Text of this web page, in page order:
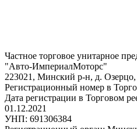
Частное торговое унитарное
"Авто-ИмпериалМоторс"
223021, Минский р-н, д.
Регистрационный номер в
Дата регистрации в Торговом
01.12.2021
УНП: 691306384